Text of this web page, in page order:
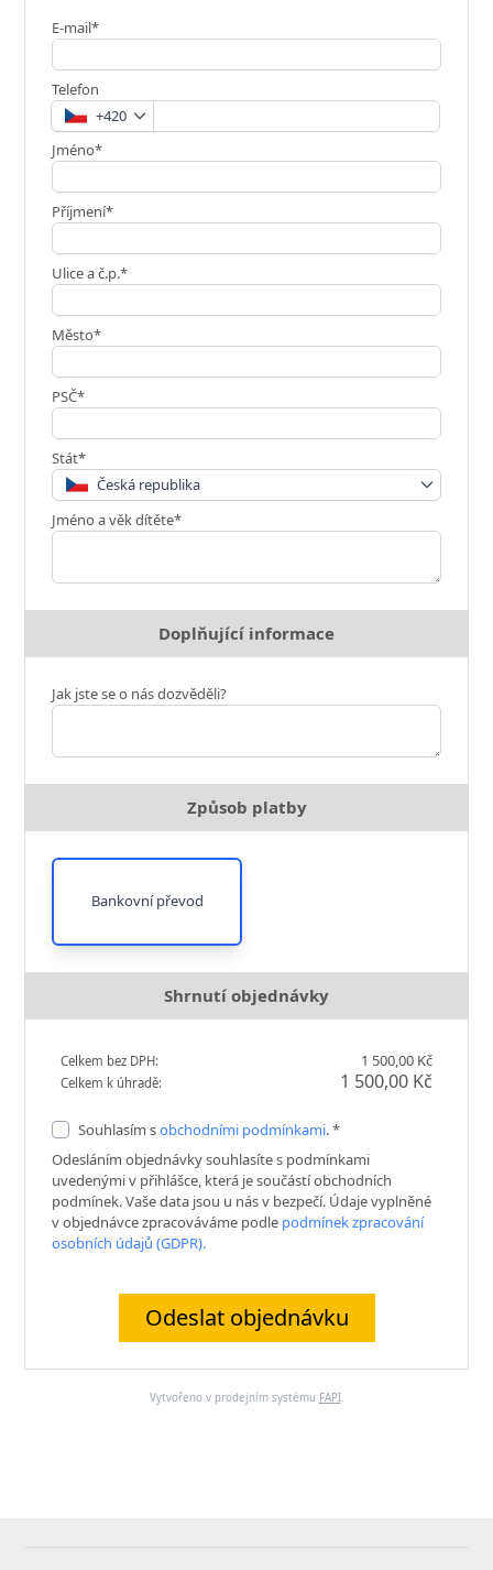
E-mail*
Telefon
+420
Jméno*
Příjmení*
Ulice a č.p.*
Město*
PSČ*
Stát*
Česká republika
Jméno a věk dítěte*
Doplňující informace
Jak jste se o nás dozvěděli?
Způsob platby
Bankovní převod
Shrnutí objednávky
Celkem bez DPH: 1 500,00 Kč
Celkem k úhradě: 1 500,00 Kč
Souhlasím sobchodními podmínkami. *
Odesláním objednávky souhlasíte s podmínkami
uvedenými v přihlášce, která je součástí obchodních
podmínek. Vaše data jsou u nás v bezpečí. Údaje vyplněné
v objednávce zpracováváme podle podmínek zpracování
osobních údajů (GDPR).
Odeslat objednávku
Vytvořeno v prodejním systému FAPI.